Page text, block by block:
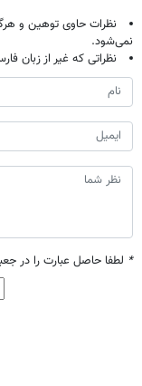
نظرات حاوی توهین و
نمی‌شود.
نظراتی که غیر از زبان
* لطفا حاصل عبارت را در